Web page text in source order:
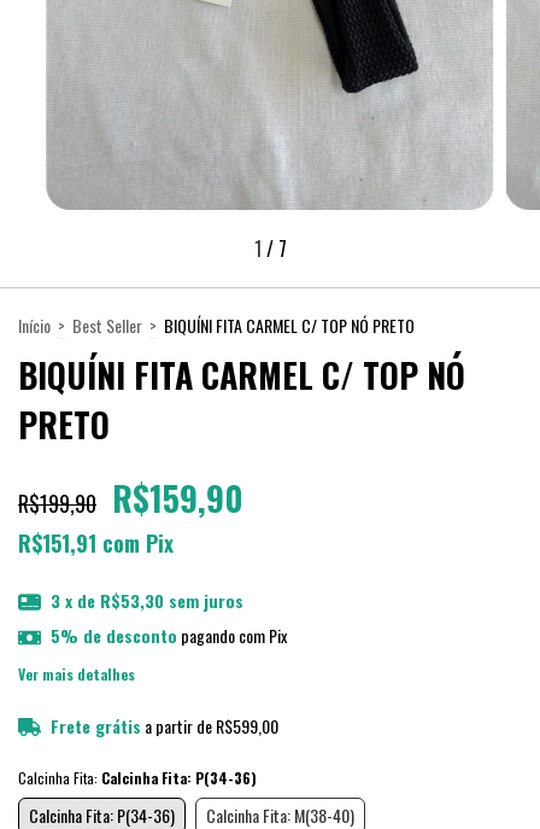
1 / 7
Início > Best Seller > BIQUÍNI FITA CARMEL C/ TOP NÓ PRETO
BIQUÍNI FITA CARMEL C/ TOP NÓ
PRETO
R$199,90 R$159,90
R$151,91 com Pix
3 x de R$53,30 sem juros
5% de desconto pagando com Pix
Ver mais detalhes
Frete grátis a partir deR$599,00
Calcinha Fita: Calcinha Fita: P(34-36)
Calcinha Fita: P(34-36)
Calcinha Fita: M(38-40)